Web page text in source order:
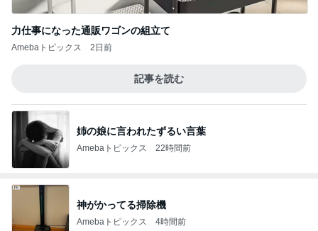
力仕事になった通販ワゴンの組立て
Amebaトピックス 2日前
記事を読む
姉の娘に言われたずるい言葉
Amebaトピックス 22時間前
神がかってる掃除機
Amebaトピックス 4時間前